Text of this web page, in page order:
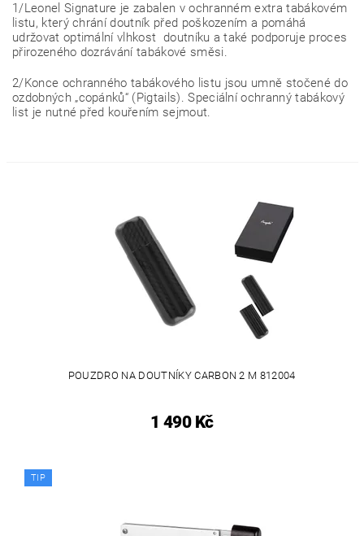
1/Leonel Signature je zabalen v ochranném extra tabákovém
listu, který chrání doutník před poškozením a pomáhá
udržovat optimální vlhkost doutníku a také podporuje proces
přirozeného dozrávání tabákové směsi.
2/Konce ochranného tabákového listu jsou umně stočené do
ozdobných „copánků“ (Pigtails). Speciální ochranný tabákový
list je nutné před kouřením sejmout.
POUZDRO NA DOUTNÍKY CARBON 2 M 812004
1 490 Kč
TIP